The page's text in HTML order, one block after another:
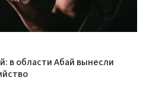
в области Абай вынесли